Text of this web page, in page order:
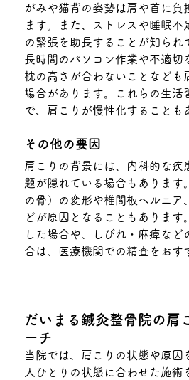
がみや猫背の姿勢は肩や首に負
ます。また、ストレスや睡眠不
の緊張を助長することが知られ
長時間のパソコン作業や不適切
枕の高さが合わないことなども
場合があります。これらの生活
で、肩こりが慢性化することも
その他の要因
肩こりの背景には、内科的な疾
題が隠れている場合もあります
の骨）の変形や椎間板ヘルニア
どが原因となることもあります
した場合や、しびれ・麻痺など
合は、医療機関での精査をおす
だいまる鍼灸整骨院の肩
ーチ
当院では、肩こりの状態や原因
人ひとりの状態に合わせた施術